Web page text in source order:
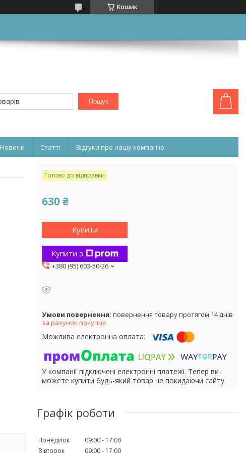
Кошик
Пошук
Новини Статті Відгуки про нашу компанію
Готово до відправки
630 ₴
Купити
Купити з
+380 (95) 603-50-26
повернення товару протягом 14 днів
за рахунок покупця
У компанії підключені електронні платежі. Тепер ви
можете купити будь-який товар не покидаючи сайту.
Графік роботи
Понеділок 09:00
17:00
Вівторок
09:00 17:00